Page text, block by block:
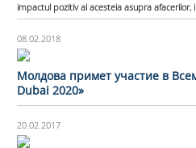
impactul pozitiv al acesteia asupra afacerilor,
08.02.2018
Молдова примет участие в
Dubai 2020»
20.02.2017